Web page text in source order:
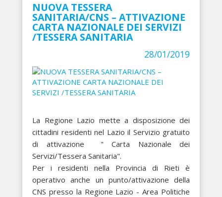
NUOVA TESSERA
SANITARIA/CNS – ATTIVAZIONE
CARTA NAZIONALE DEI SERVIZI
/TESSERA SANITARIA
28/01/2019
La Regione Lazio mette a disposizione dei
cittadini residenti nel Lazio il Servizio gratuito
di attivazione " Carta Nazionale dei
Servizi/Tessera Sanitaria".
Per i residenti nella Provincia di Rieti è
operativo anche un punto/attivazione della
CNS presso la Regione Lazio - Area Politiche